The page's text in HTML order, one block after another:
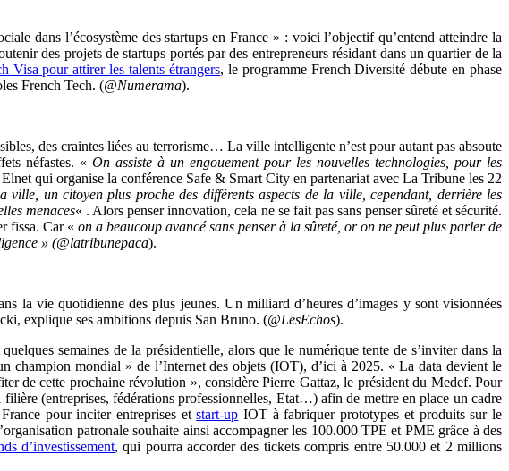
dans l’écosystème des startups en France » : voici l’objectif qu’entend atteindre la
des projets de startups portés par des entrepreneurs résidant dans un quartier de la
Visa pour attirer les talents étrangers, le programme French Diversité débute en phase
French Tech. (@Numerama).
des craintes liées au terrorisme… La ville intelligente n’est pour autant pas absoute
néfastes. « On assiste à un engouement pour les nouvelles technologies, pour les
qui organise la conférence Safe & Smart City en partenariat avec La Tribune les 22
un citoyen plus proche des différents aspects de la ville, cependant, derrière les
menaces« . Alors penser innovation, cela ne se fait pas sans penser sûreté et sécurité.
fissa. Car « on a beaucoup avancé sans penser à la sûreté, or on ne peut plus parler de
» (@latribunepaca).
la vie quotidienne des plus jeunes. Un milliard d’heures d’images y sont visionnées
explique ses ambitions depuis San Bruno. (@LesEchos).
semaines de la présidentielle, alors que le numérique tente de s’inviter dans la
champion mondial » de l’Internet des objets (IOT), d’ici à 2025. « La data devient le
de cette prochaine révolution », considère Pierre Gattaz, le président du Medef. Pour
(entreprises, fédérations professionnelles, Etat…) afin de mettre en place un cadre
pour inciter entreprises etstart-up IOT à fabriquer prototypes et produits sur le
patronale souhaite ainsi accompagner les 100.000 TPE et PME grâce à des
d’investissement, qui pourra accorder des tickets compris entre 50.000 et 2 millions